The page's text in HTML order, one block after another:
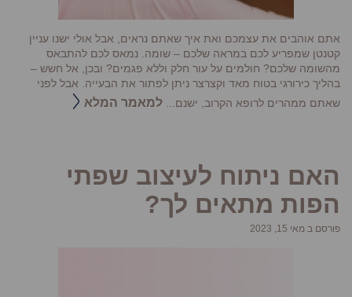
אתם אוהבים את עצמכם ואת איך שאתם נראים, אבל אולי ישנו עניין
קטנטן שמפריע לכם במראה שלכם – שומה. נמאס לכם להתבאס
מהשומה שלכם? חולמים על עור חלק וללא פגמים? ובכן, אל חשש –
בהליך כירורגי בטוח מאד וקצרצר ניתן לפתור את הבעייה. אבל לפני
שאתם ממהרים לרופא הקרוב, ישנם... למאמר המלא
האם ניתוח לעיצוב שפתי
הפות מתאים לך?
פורסם ב מאי 15, 2023